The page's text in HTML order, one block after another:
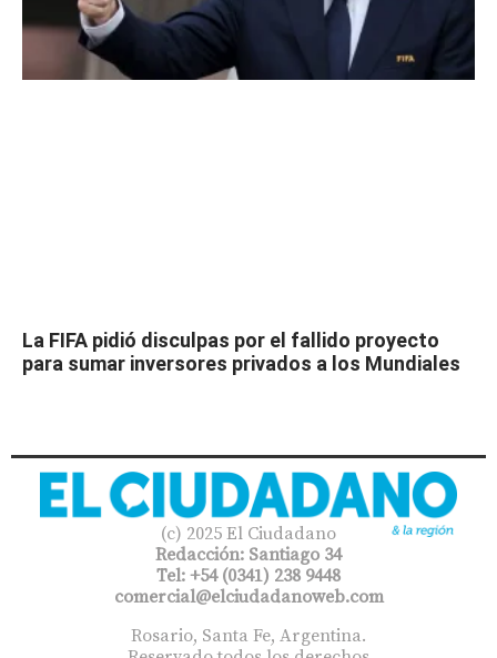
La FIFA pidió disculpas por el fallido proyecto
para sumar inversores privados a los Mundiales
(c) 2025 El Ciudadano
Redacción: Santiago 34
Tel: +54 (0341) 238 9448
comercial@elciudadanoweb.com​
Rosario, Santa Fe, Argentina.